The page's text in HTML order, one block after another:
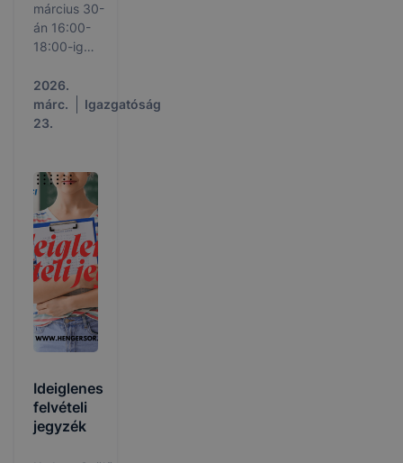
március 30-
án 16:00-
18:00-ig
fogadóórát
tartunk az
iskolában. A
a részvétel
az érkezés
sorrendjében
történik.
Minden
érdeklődő
Szülőt,
Gondviselőt
szeretettel
várunk!
2026.
márc.
23.
Igazgatóság
Ideiglenes
felvételi
jegyzék